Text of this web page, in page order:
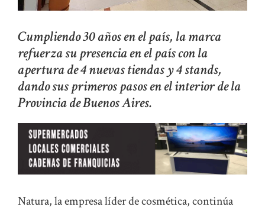
Cumpliendo 30 años en el país, la marca
refuerza su presencia en el país con la
apertura de 4 nuevas tiendas y 4 stands,
dando sus primeros pasos en el interior de la
Provincia de Buenos Aires.
Natura, la empresa líder de cosmética, continúa